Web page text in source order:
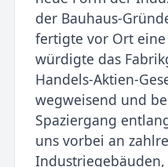
der Bauhaus-
fertigte vor Ort eine
würdigte das
Handels-Aktien-
wegweisend und
Spaziergang
uns vorbei an